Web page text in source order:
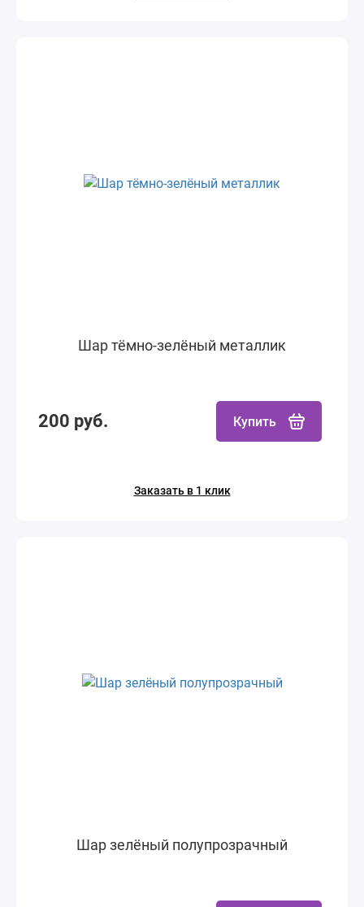
Шар тёмно-зелёный металлик
200 руб. Купить
Заказать в 1 клик
Шар зелёный полупрозрачный